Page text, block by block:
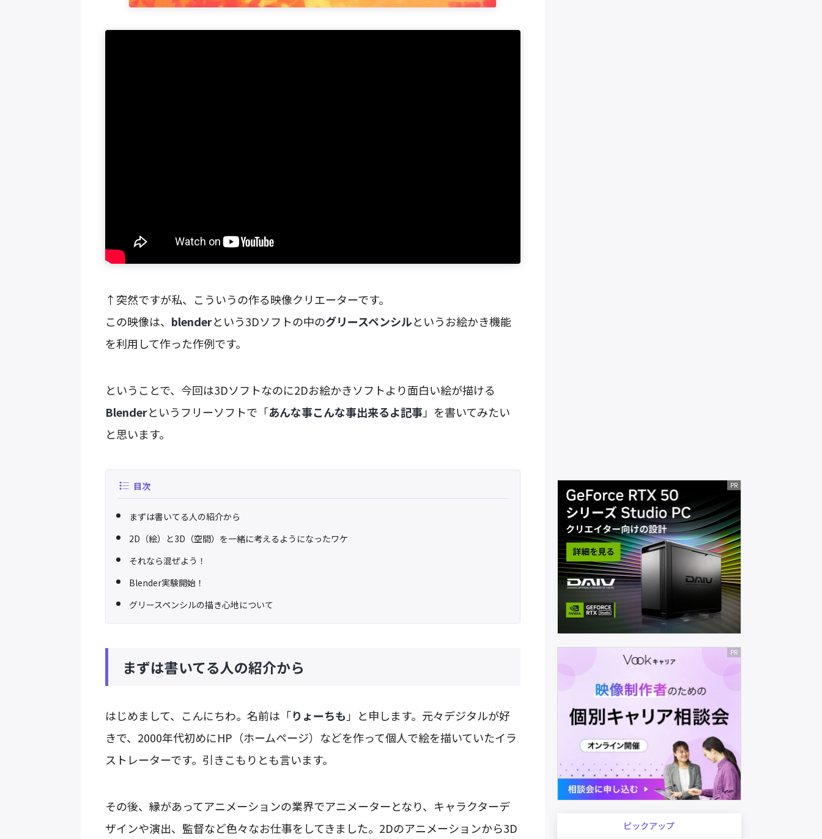
↑突然ですが私、こういうの作る映像クリエーターです。
この映像は、 blenderという3Dソフトの中のグリースペンシルというお絵かき機能
を利用して作った作例です。
ということで、今回は3Dソフトなのに2Dお絵かきソフトより面白い絵が描ける
Blenderというフリーソフトで「あんな事こんな事出来るよ記事」を書いてみたい
と思います。
目次
まずは書いてる人の紹介から
2D（絵）と3D（空間）を一緒に考えるようになったワケ
それなら混ぜよう！
Blender実験開始！
グリースペンシルの描き心地について
まずは書いてる人の紹介から
はじめまして、こんにちわ。名前は「りょーちも」と申します。元々デジタルが好
きで、2000年代初めにHP（ホームページ）などを作って個人で絵を描いていたイラ
ストレーターです。引きこもりとも言います。
その後、縁があってアニメーションの業界でアニメーターとなり、キャラクターデ
ザインや演出、監督など色々なお仕事をしてきました。2Dのアニメーションから3D
ピックアップ